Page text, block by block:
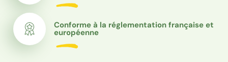
Conforme à la réglementation française et
européenne